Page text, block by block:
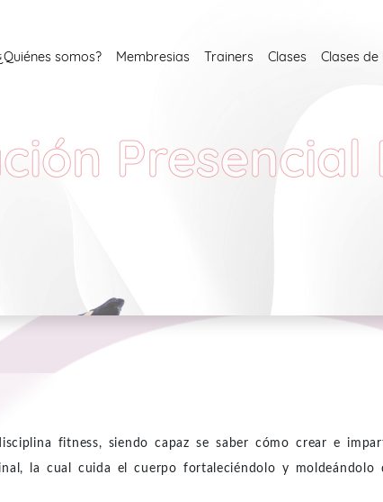
somos? Membresias Trainers Clases Clases
Presencial
fitness, siendo capaz se saber cómo crear e
la cual cuida el cuerpo fortaleciéndolo y moldeándolo